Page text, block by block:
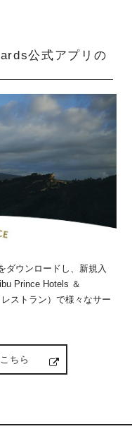
公式アプリの
ダウンロードし、新規入
Prince Hotels ＆
ストラン）で様々なサー
ちら